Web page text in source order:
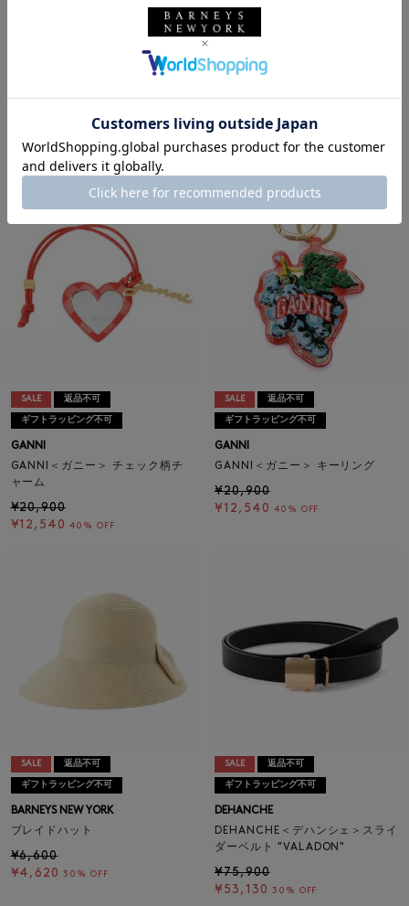
DEHANCHE＜デハンシェ＞ ベル
¥52,800
¥36,960 30% OFF
SALE
ギフトラッピング不可
DEHANCHE＜デハンシェ＞ ベル
ト "VENURA"
¥52,800
SALE 返品不可
ギフトラッピング不可
GANNI
GANNI＜ガニー＞ チェック柄チ
ャーム
¥20,900
¥12,540 40% OFF
SALE 返品不可
ギフトラッピング不可
GANNI
GANNI＜ガニー＞ キーリング
¥20,900
¥12,540 40% OFF
SALE 返品不可
ギフトラッピング不可
BARNEYS NEW YORK
ブレイドハット
¥6,600
¥4,620 30% OFF
SALE 返品不可
ギフトラッピング不可
DEHANCHE
DEHANCHE＜デハンシェ＞スライ
ダーベルト "VALADON"
¥75,900
¥53,130 30% OFF